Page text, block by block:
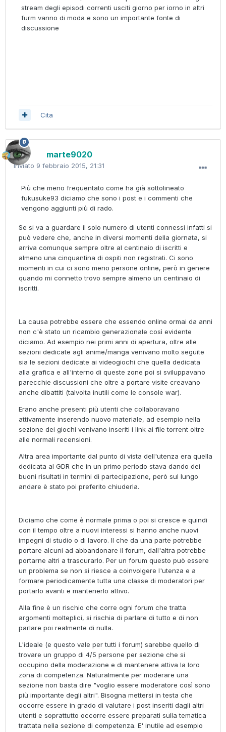
stream degli episodi correnti usciti giorno per iorno in altri
furm vanno di moda e sono un importante fonte di
discussione
Cita
marte9020
Inviato 9 febbraio 2015, 21:31
Più che meno frequentato come ha già sottolineato
fukusuke93 diciamo che sono i post e i commenti che
vengono aggiunti più di rado.
Se si va a guardare il solo numero di utenti connessi infatti si
può vedere che, anche in diversi momenti della giornata, si
arriva comunque sempre oltre al centinaio di iscritti e
almeno una cinquantina di ospiti non registrati. Ci sono
momenti in cui ci sono meno persone online, però in genere
quando mi connetto trovo sempre almeno un centinaio di
iscritti.
La causa potrebbe essere che essendo online ormai da anni
non c'è stato un ricambio generazionale così evidente
diciamo. Ad esempio nei primi anni di apertura, oltre alle
sezioni dedicate agli anime/manga venivano molto seguite
sia le sezioni dedicate ai videogiochi che quella dedicata
alla grafica e all'interno di queste zone poi si sviluppavano
parecchie discussioni che oltre a portare visite creavano
anche dibattiti (talvolta inutili come le console war).
Erano anche presenti più utenti che collaboravano
attivamente inserendo nuovo materiale, ad esempio nella
sezione dei giochi venivano inseriti i link ai file torrent oltre
alle normali recensioni.
Altra area importante dal punto di vista dell'utenza era quella
dedicata al GDR che in un primo periodo stava dando dei
buoni risultati in termini di partecipazione, però sul lungo
andare è stato poi preferito chiuderla.
Diciamo che come è normale prima o poi si cresce e quindi
con il tempo oltre a nuovi interessi si hanno anche nuovi
impegni di studio o di lavoro. Il che da una parte potrebbe
portare alcuni ad abbandonare il forum, dall'altra potrebbe
portarne altri a trascurarlo. Per un forum questo può essere
un problema se non si riesce a coinvolgere l'utenza e a
formare periodicamente tutta una classe di moderatori per
portarlo avanti e mantenerlo attivo.
Alla fine è un rischio che corre ogni forum che tratta
argomenti molteplici, si rischia di parlare di tutto e di non
parlare poi realmente di nulla.
L'ideale (e questo vale per tutti i forum) sarebbe quello di
trovare un gruppo di 4/5 persone per sezione che si
occupino della moderazione e di mantenere attiva la loro
zona di competenza. Naturalmente per moderare una
sezione non basta dire "voglio essere moderatore così sono
più importante degli altri". Bisogna mettersi in testa che
occorre essere in grado di valutare i post inseriti dagli altri
utenti e soprattutto occorre essere preparati sulla tematica
trattata nella sezione di competenza. E' inutile ad esempio